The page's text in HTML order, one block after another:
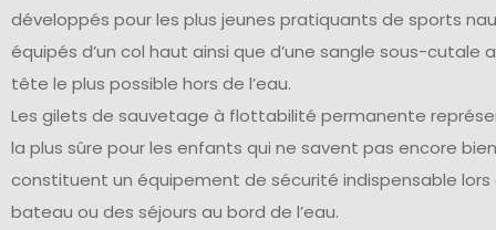
développés pour les plus jeunes pratiquants de sports
équipés d’un col haut ainsi que d’une sangle sous-cutale
tête le plus possible hors de l’eau.
Les gilets de sauvetage à flottabilité permanente
la plus sûre pour les enfants qui ne savent pas encore
constituent un équipement de sécurité indispensable lors
bateau ou des séjours au bord de l’eau.